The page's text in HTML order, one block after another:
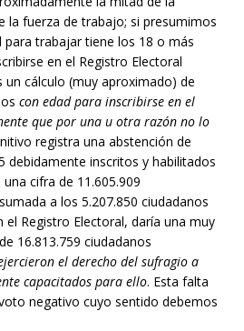
la fuerza de trabajo; si presumimos
trabajar tiene los 18 o más
en el Registro Electoral
cálculo (muy aproximado) de
con edad para inscribirse en el
que por una u otra razón no lo
registra una abstención de
debidamente inscritos y habilitados
cifra de 11.605.909
a los 5.207.850 ciudadanos
el Registro Electoral, daría una muy
16.813.759 ciudadanos
el derecho del sufragio a
capacitados para ello. Esta falta
negativo cuyo sentido debemos